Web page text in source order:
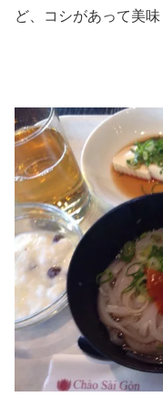
ど、コシがあって美味